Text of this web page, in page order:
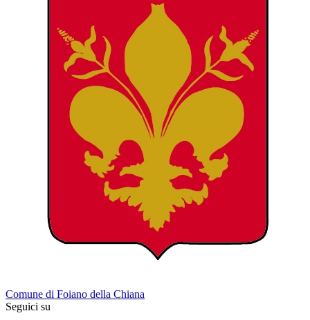
Comune di Foiano della Chiana
Seguici su